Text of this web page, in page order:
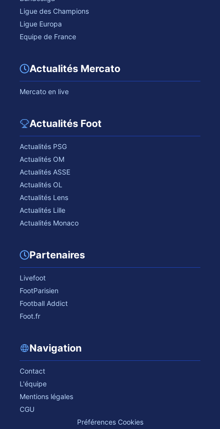
Ligue des Champions
Ligue Europa
Equipe de France
Actualités Mercato
Mercato en live
Actualités Foot
Actualités PSG
Actualités OM
Actualités ASSE
Actualités OL
Actualités Lens
Actualités Lille
Actualités Monaco
Partenaires
Livefoot
FootParisien
Football Addict
Foot.fr
Navigation
Contact
L'équipe
Mentions légales
CGU
Préférences Cookies